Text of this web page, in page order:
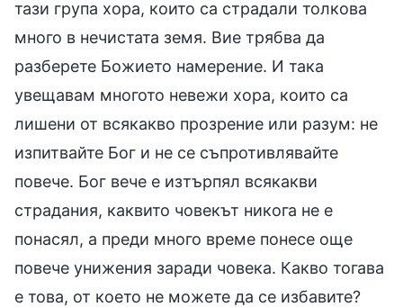
тази група хора, които са страдали толкова
много в нечистата земя. Вие трябва да
разберете Божието намерение. И така
увещавам многото невежи хора, които са
лишени от всякакво прозрение или разум: не
изпитвайте Бог и не се съпротивлявайте
повече. Бог вече е изтърпял всякакви
страдания, каквито човекът никога не е
понасял, а преди много време понесе още
повече унижения заради човека. Какво тогава
е това, от което не можете да се избавите?